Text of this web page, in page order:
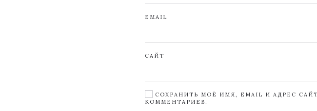
EMAIL
САЙТ
СОХРАНИТЬ МОЁ ИМЯ, EMAIL И АДРЕС
КОММЕНТАРИЕВ.